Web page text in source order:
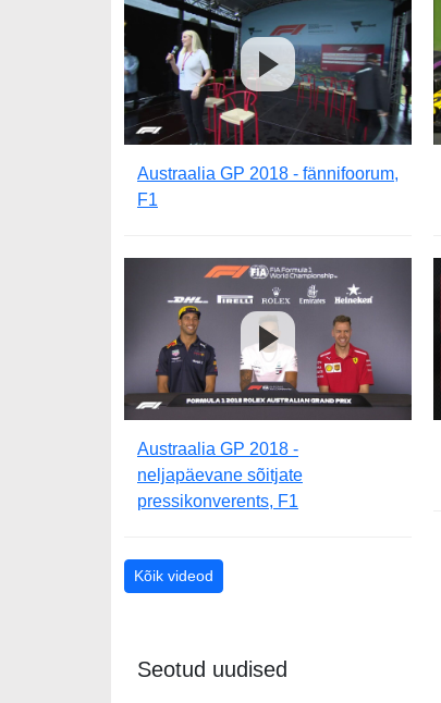
Austraalia GP 2018 - fännifoorum,
F1
Austraalia GP 2018 -
neljapäevane sõitjate
pressikonverents, F1
Kõik videod
Seotud uudised